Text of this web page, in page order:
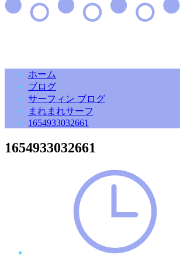
ホーム
ブログ
サーフィン ブログ
まれまれサーフ
1654933032661
1654933032661